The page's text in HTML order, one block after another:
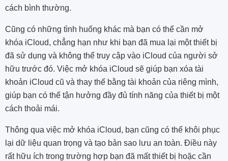
cách bình thường.
Cũng có những tình huống khác mà bạn có thể cần mở
khóa iCloud, chẳng hạn như khi bạn đã mua lại một thiết bị
đã sử dụng và không thể truy cập vào iCloud của người sở
hữu trước đó. Việc mở khóa iCloud sẽ giúp bạn xóa tài
khoản iCloud cũ và thay thế bằng tài khoản của riêng mình,
giúp bạn có thể tận hưởng đầy đủ tính năng của thiết bị một
cách thoải mái.
Thông qua việc mở khóa iCloud, bạn cũng có thể khôi phục
lại dữ liệu quan trọng và tạo bản sao lưu an toàn. Điều này
rất hữu ích trong trường hợp bạn đã mất thiết bị hoặc cần